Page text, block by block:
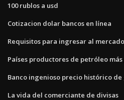
100 rublos a usd
Cotizacion dolar bancos en línea
Requisitos para ingresar al
Países productores de petróleo
Banco ingenioso precio histórico
La vida del comerciante de divisas